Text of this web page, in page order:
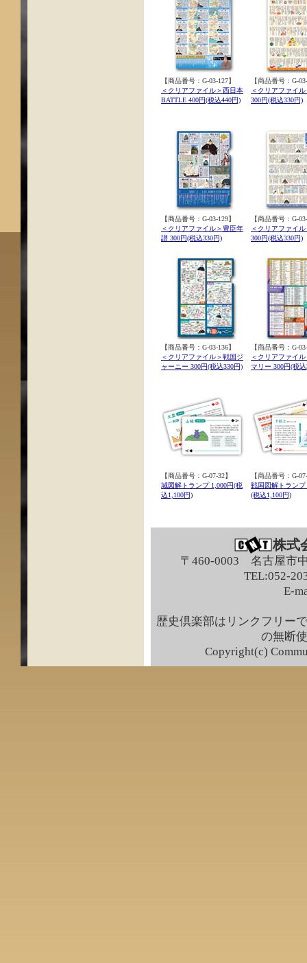
【商品番号：G-03-127】
＜クリアファイル＞西日本
BATTLE 400円(税込440円)
【商品番号：G-
＜クリアファイ
300円(税込330円)
【商品番号：G-03-129】
＜クリアファイル＞豊臣年
譜 300円(税込330円)
【商品番号：G-
＜クリアファイ
300円(税込330円)
【商品番号：G-03-136】
＜クリアファイル＞戦国ジ
ャーニー 300円(税込330円)
【商品番号：G-
＜クリアファイ
マリー 300円(税込
【商品番号：G-07-32】
城図解トランプ 1,000円(税
込1,100円)
【商品番号：G-
戦国図解トランプ
(税込1,100円)
株式
〒460-0003 名古屋市
TEL:052-
E-
歴史倶楽部はリンクフリー
の無断
Copyright(c)